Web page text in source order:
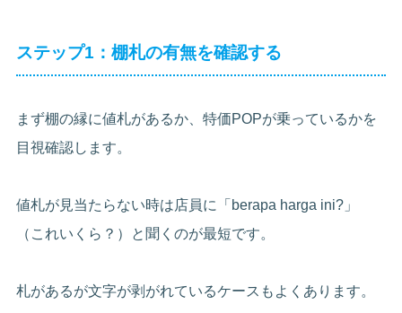
ステップ1：棚札の有無を確認する
まず棚の縁に値札があるか、特価POPが乗っているかを
目視確認します。
値札が見当たらない時は店員に「berapa harga ini?」
（これいくら？）と聞くのが最短です。
札があるが文字が剥がれているケースもよくあります。